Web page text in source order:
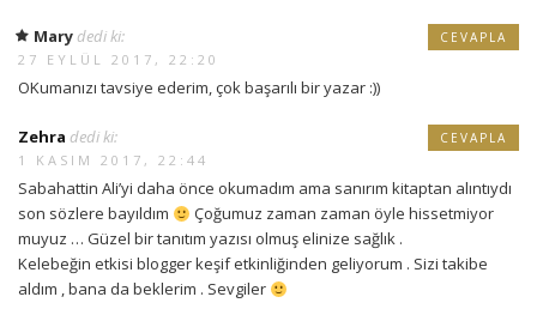
Mary dedi ki:
27 EYLÜL 2017, 22:20
OKumanızı tavsiye ederim, çok başarılı bir yazar :))
CEVAPLA
Zehra dedi ki:
1 KASIM 2017, 22:44
Sabahattin Ali’yi daha önce okumadım ama sanırım kitaptan alıntıydı
son sözlere bayıldım
Çoğumuz zaman zaman öyle hissetmiyor
muyuz … Güzel bir tanıtım yazısı olmuş elinize sağlık .
Kelebeğin etkisi blogger keşif etkinliğinden geliyorum . Sizi takibe
aldım , bana da beklerim . Sevgiler
CEVAPLA